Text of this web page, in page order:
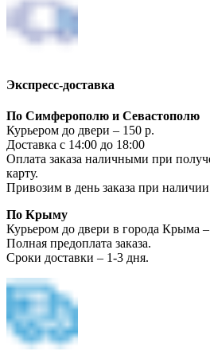
Экспресс-доставка
По Симферополю и Севастополю
Курьером до двери – 150 р.
Доставка с 14:00 до 18:00
Оплата заказа наличными при
карту.
Привозим в день заказа при наличии
По Крыму
Курьером до двери в города Крыма
Полная предоплата заказа.
Сроки доставки – 1-3 дня.